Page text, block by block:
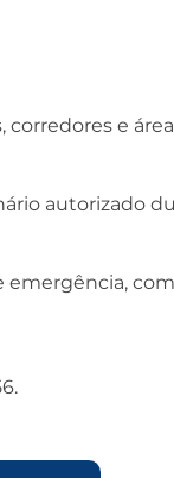
e
autorizado